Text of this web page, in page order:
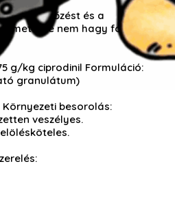
a fertőzést és a
nem hagy foltot.
g/kg ciprodinil Formuláció:
granulátum)
besorolás:
veszélyes.